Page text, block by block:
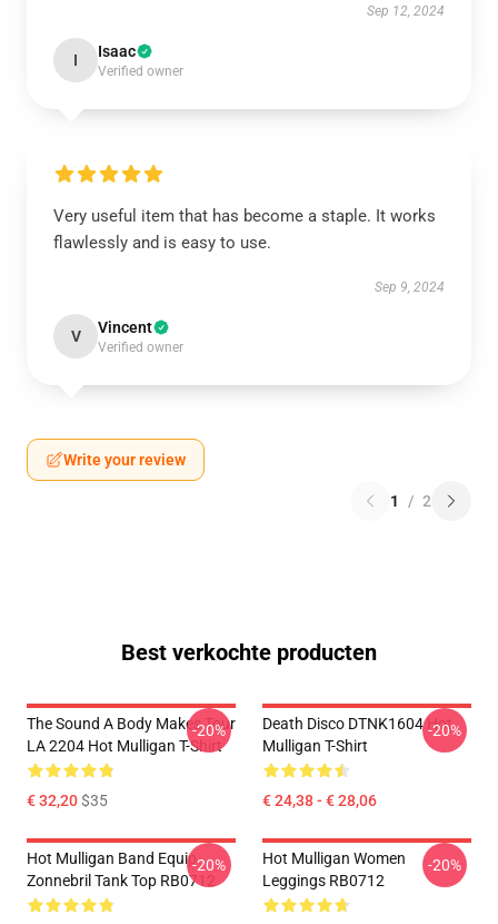
Sep 12, 2024
I Isaac
Verified owner
Very useful item that has become a staple. It works
flawlessly and is easy to use.
Sep 9, 2024
V Vincent
Verified owner
Write your review
1 / 2
Best verkochte producten
The Sound A Body Makes Tour
LA 2204 Hot Mulligan T-Shirt
€ 32,20$35
-20%
Death Disco DTNK1604 Hot
Mulligan T-Shirt
€ 24,38 - € 28,06
-20%
Hot Mulligan Band Equip
Zonnebril Tank Top RB0712
-20%
Hot Mulligan Women
Leggings RB0712
-20%